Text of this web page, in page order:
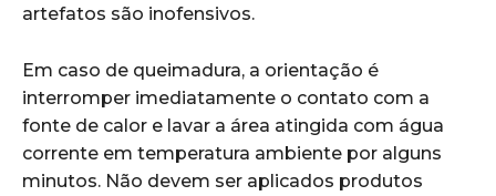
artefatos são inofensivos.
Em caso de queimadura, a orientação é
interromper imediatamente o contato com a
fonte de calor e lavar a área atingida com água
corrente em temperatura ambiente por alguns
minutos. Não devem ser aplicados produtos